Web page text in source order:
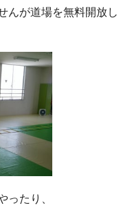
んが道場を無料開放し
ったり、